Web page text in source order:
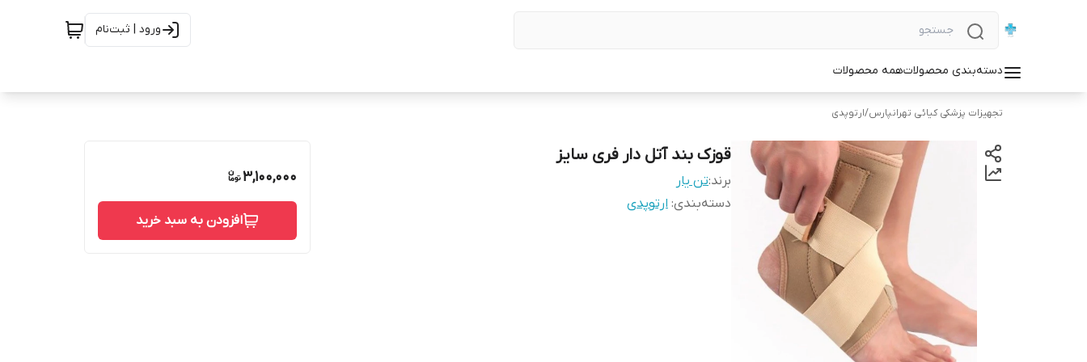
ورود | ثبت‌نام
دسته‌بندی محصولاتهمه محصولات
تجهیزات پزشکی کیائی تهرانپارس/ارتوپدی
قوزک بند آتل دار فری سایز
برند:تن یار
دسته‌بندی: ارتوپدی
3,100,000
افزودن به سبد خرید